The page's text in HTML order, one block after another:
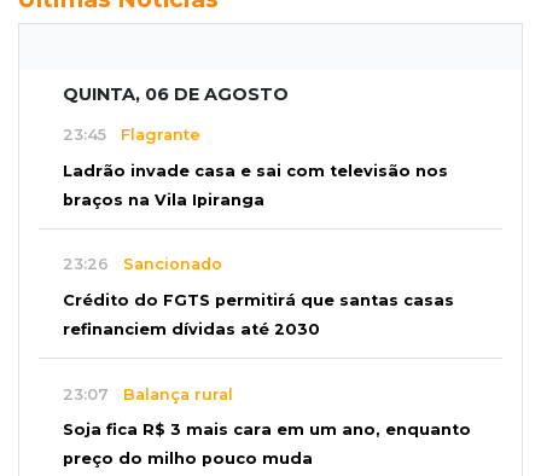
QUINTA, 06 DE AGOSTO
23:45 Flagrante
Ladrão invade casa e sai com televisão nos
braços na Vila Ipiranga
23:26 Sancionado
Crédito do FGTS permitirá que santas casas
refinanciem dívidas até 2030
23:07 Balança rural
Soja fica R$ 3 mais cara em um ano, enquanto
preço do milho pouco muda